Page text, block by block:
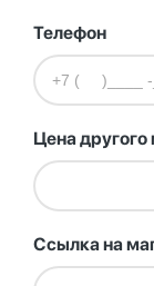
Телефон
Цена другого
Ссылка на